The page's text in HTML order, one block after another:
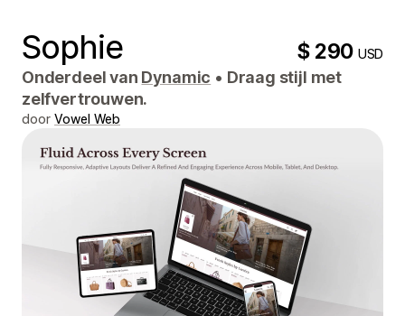
Sophie $ 290USD
Onderdeel van Dynamic • Draag stijl met
zelfvertrouwen.
door Vowel Web